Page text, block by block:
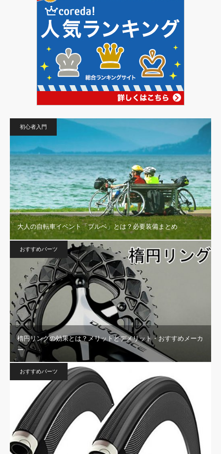
初心者入門
大人の自転車イベント「ブルベ」とは？必要装備まとめ
おすすめパーツ
楕円リングの効果とは？メリットとデメリット・おすすめメーカ
ー
おすすめパーツ